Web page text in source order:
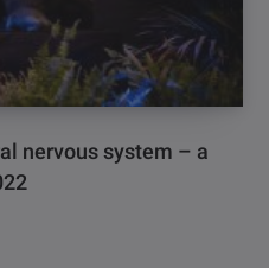
nervous system – a